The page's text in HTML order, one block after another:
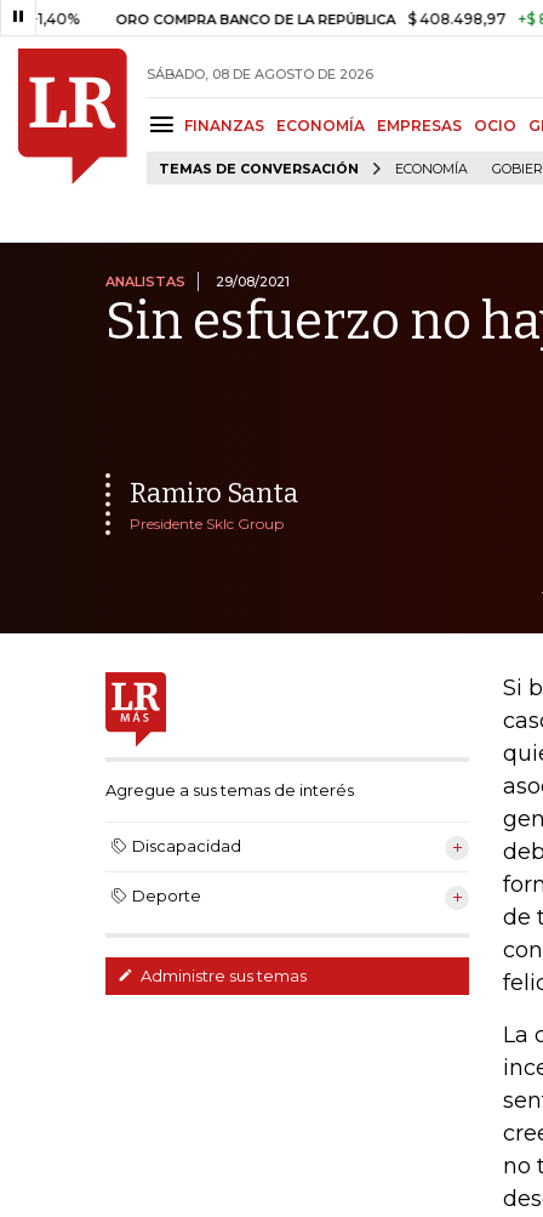
ORO COMPRA BANCO DE LA REPÚBLICA $ 408.498,97 +$ 8.753,81
SÁBADO, 08 DE AGOSTO DE 2026
FINANZAS ECONOMÍA EMPRESAS OCIO
TEMAS DE CONVERSACIÓN ECONOMÍA
ANALISTAS 29/08/2021
Sin esfuerzo no
Ramiro Santa
Presidente Sklc Group
Agregue a sus temas de interés
Discapacidad
Deporte
Administre sus temas
Si
de
La
no